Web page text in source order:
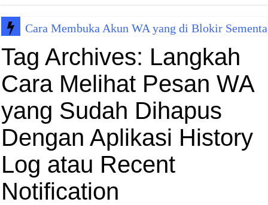
Cara Membuka Akun WA yang di Blokir
Tag Archives: Langkah
Cara Melihat Pesan WA
yang Sudah Dihapus
Dengan Aplikasi History
Log atau Recent
Notification